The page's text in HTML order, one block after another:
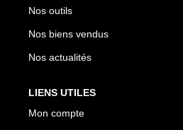
Nos outils
Nos biens vendus
Nos actualités
LIENS UTILES
Mon compte